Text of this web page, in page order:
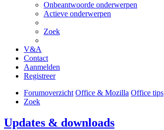
Onbeantwoorde onderwerpen
Actieve onderwerpen
Zoek
V&A
Contact
Aanmelden
Registreer
Forumoverzicht Office & Mozilla Office tips
Zoek
Updates & downloads